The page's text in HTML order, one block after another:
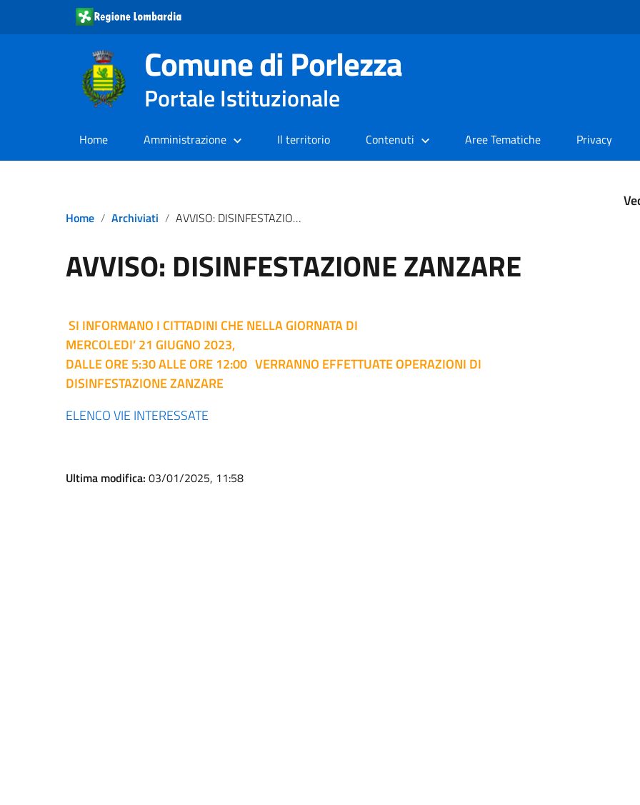
Comune di Porlezza
Portale Istituzionale
Home Amministrazione Il territorio Contenuti Aree Tematiche Privacy
Home Archiviati AVVISO: DISINFESTAZIONE ZANZARE
AVVISO: DISINFESTAZIONE ZANZARE
SI INFORMANO I CITTADINI CHE NELLA GIORNATA DI
MERCOLEDI’ 21 GIUGNO 2023,
DALLE ORE 5:30 ALLE ORE 12:00 VERRANNO EFFETTUATE OPERAZIONI DI
DISINFESTAZIONE ZANZARE
ELENCO VIE INTERESSATE
Ultima modifica: 03/01/2025, 11:58